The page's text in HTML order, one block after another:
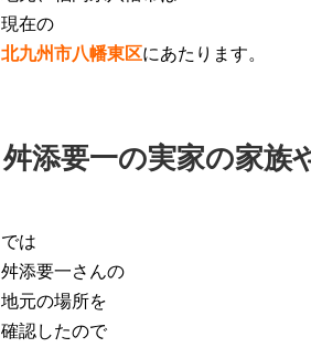
現在の
北九州市八幡東区にあたります。
舛添要一の実家の家族
では
舛添要一さんの
地元の場所を
確認したので